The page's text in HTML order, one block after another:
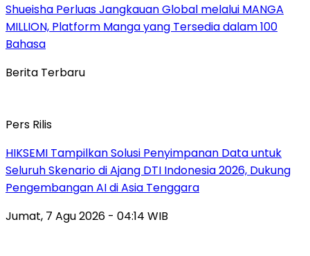
Shueisha Perluas Jangkauan Global melalui MANGA
MILLION, Platform Manga yang Tersedia dalam 100
Bahasa
Berita Terbaru
Pers Rilis
HIKSEMI Tampilkan Solusi Penyimpanan Data untuk
Seluruh Skenario di Ajang DTI Indonesia 2026, Dukung
Pengembangan AI di Asia Tenggara
Jumat, 7 Agu 2026 - 04:14 WIB